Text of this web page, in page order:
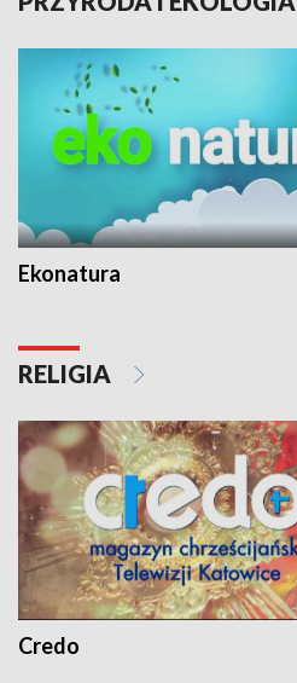
Ekonatura
RELIGIA
Credo